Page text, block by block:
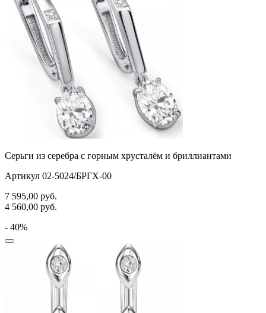
Серьги из серебра с горным хрусталём и бриллиантами
Артикул 02-5024/БРГХ-00
7 595,00 руб.
4 560,00 руб.
- 40%